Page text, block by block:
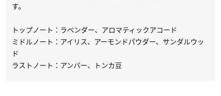
す。
トップノート：ラベンダー、アロマティックアコード
ミドルノート：アイリス、アーモンドパウダー、サンダルウッ
ド
ラストノート：アンバー、トンカ豆